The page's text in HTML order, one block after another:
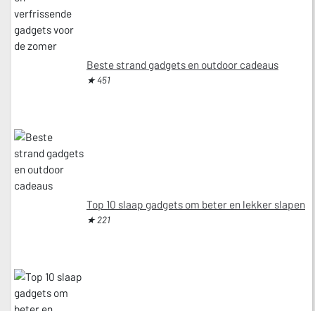
Beste strand gadgets en outdoor cadeaus
★ 451
Top 10 slaap gadgets om beter en lekker slapen
★ 221